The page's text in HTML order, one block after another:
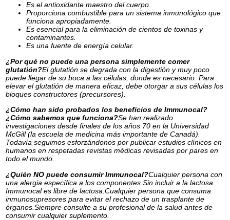
Es el antioxidante maestro del cuerpo.
Proporciona combustible para un sistema inmunológico que
funciona apropiadamente.
Es esencial para la eliminación de cientos de toxinas y
contaminantes.
Es una fuente de energía celular.
¿Por qué no puede una persona simplemente comer
glutatión?El glutatión se degrada con la digestión y muy poco
puede llegar de su boca a las células, donde es necesario. Para
elevar el glutatión de manera eficaz, debe otorgar a sus células los
bloques constructores (precursores).
¿Cómo han sido probados los beneficios de Immunocal?
¿Cómo sabemos que funciona?Se han realizado
investigaciones desde finales de los años 70 en la Universidad
McGill (la escuela de medicina más importante de Canadá).
Todavía seguimos esforzándonos por publicar estudios clínicos en
humanos en respetadas revistas médicas revisadas por pares en
todo el mundo.
¿Quién NO puede consumir Immunocal?Cualquier persona con
una alergia específica a los componentes.Sin incluir a la lactosa.
Immunocal es libre de lactosa.Cualquier persona que consuma
inmunosupresores para evitar el rechazo de un trasplante de
órganos.Siempre consulte a su profesional de la salud antes de
consumir cualquier suplemento.